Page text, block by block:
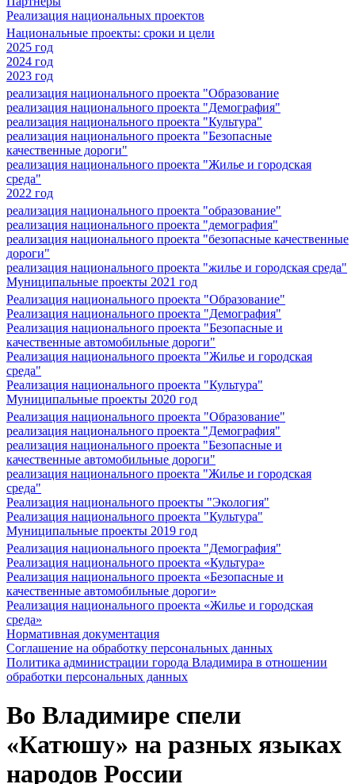
Реализация национальных проектов
Национальные проекты: сроки и цели
2025 год
2024 год
2023 год
реализация национального проекта "Образование
реализация национального проекта "Демография"
реализация национального проекта "Культура"
реализация национального проекта "Безопасные
качественные дороги"
реализация национального проекта "Жилье и городская
среда"
2022 год
реализация национального проекта "образование"
реализация национального проекта "демография"
реализация национального проекта "безопасные качественные
дороги"
реализация национального проекта "жилье и городская среда"
Муниципальные проекты 2021 год
Реализация национального проекта "Образование"
Реализация национального проекта "Демография"
Реализация национального проекта "Безопасные и
качественные автомобильные дороги"
Реализация национального проекта "Жилье и городская
среда"
Реализация национального проекта "Культура"
Муниципальные проекты 2020 год
Реализация национального проекта "Образование"
реализация национального проекта "Демография"
реализация национального проекта "Безопасные и
качественные автомобильные дороги"
реализация национального проекта "Жилье и городская
среда"
Реализация национального проекты "Экология"
Реализация национального проекта "Культура"
Муниципальные проекты 2019 год
Реализация национального проекта "Демография"
Реализация национального проекта «Культура»
Реализация национального проекта «Безопасные и
качественные автомобильные дороги»
Реализация национального проекта «Жилье и городская
среда»
Нормативная документация
Соглашение на обработку персональных данных
Политика администрации города Владимира в отношении
обработки персональных данных
Во Владимире спели
«Катюшу» на разных языках
народов России